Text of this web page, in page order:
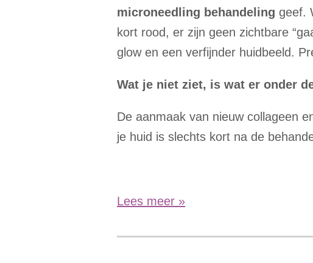
microneedling behandeling geef.
kort rood, er zijn geen zichtbare
glow en een verfijnder huidbeeld.
Wat je niet ziet, is wat er onder
De aanmaak van nieuw collageen
je huid is slechts kort na de
Lees meer »